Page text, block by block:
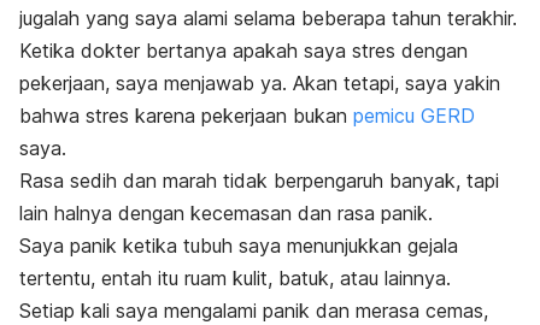
jugalah yang saya alami selama beberapa tahun terakhir.
Ketika dokter bertanya apakah saya stres dengan
pekerjaan, saya menjawab ya. Akan tetapi, saya yakin
bahwa stres karena pekerjaan bukan pemicu GERD
saya.
Rasa sedih dan marah tidak berpengaruh banyak, tapi
lain halnya dengan kecemasan dan rasa panik.
Saya panik ketika tubuh saya menunjukkan gejala
tertentu, entah itu ruam kulit, batuk, atau lainnya.
Setiap kali saya mengalami panik dan merasa cemas,